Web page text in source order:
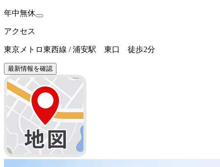
年中無休
アクセス
東京メトロ東西線 / 浦安駅 東口 徒歩2分
最新情報を確認